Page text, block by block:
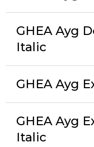
GHEA Ayg
Italic
GHEA Ayg
GHEA Ayg
Italic